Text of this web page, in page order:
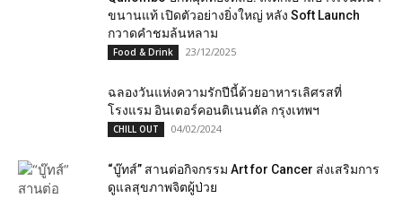
ขนานแท้ เปิดตัวอย่างยิ่งใหญ่ หลัง Soft Launch
กวาดคำชมล้นหลาม
Food & Drink 23/12/2025
ฉลองวันแห่งความรักปีนี้ด้วยอาหารเลิศรสที่
โรงแรม อินเตอร์คอนติเนนตัล กรุงเทพฯ
CHILL OUT 04/02/2024
“บู๊ทส์” สานต่อกิจกรรม Art for Cancer ส่งเสริมการ
ดูแลสุขภาพจิตผู้ป่วย